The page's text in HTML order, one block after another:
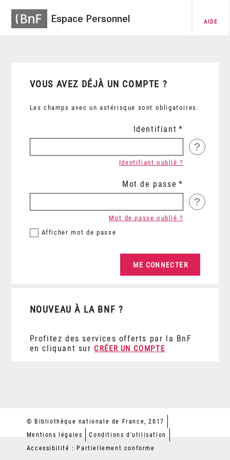
Espace Personnel AIDE
VOUS AVEZ DÉJÀ UN COMPTE ?
Les champs avec un astérisque sont obligatoires.
Identifiant
?
Identifiant oublié ?
Mot de passe
?
Afficher mot de passe
Mot de passe oublié ?
NOUVEAU À LA BNF ?
Profitez des services offerts par la BnF
en cliquant sur CRÉER UN COMPTE
© Bibliothèque nationale de France, 2017
Mentions légales
Conditions d'utilisation
Accessibilité : Partiellement conforme